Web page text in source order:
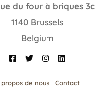
du four à briques 3c
1140 Brussels
Belgium
propos de nous
Contact